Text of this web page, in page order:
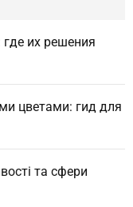
их решения
цветами: гид для
та сфери